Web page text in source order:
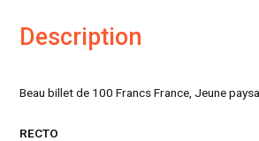
Description
Beau billet de 100 Francs France, Jeune
RECTO